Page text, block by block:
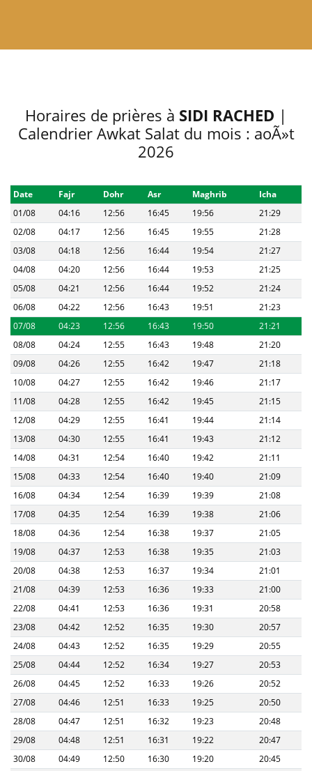
Horaires de prières à SIDI RACHED |
Calendrier Awkat Salat du mois : aoÃ»t
2026
Date Fajr Dohr Asr Maghrib
Icha
01/08
04:16 12:56 16:45 19:56
21:29
02/08
04:17 12:56 16:45 19:55
21:28
03/08
04:18 12:56 16:44 19:54
21:27
04/08
04:20 12:56 16:44 19:53
21:25
05/08
04:21 12:56 16:44 19:52
21:24
06/08
04:22 12:56 16:43 19:51
21:23
07/08
04:23 12:56 16:43 19:50
21:21
08/08
04:24 12:55 16:43 19:48
21:20
09/08
04:26 12:55 16:42 19:47
21:18
10/08
04:27 12:55 16:42 19:46
21:17
11/08
04:28 12:55 16:42 19:45
21:15
12/08
04:29 12:55 16:41 19:44
21:14
13/08
04:30 12:55 16:41 19:43
21:12
14/08
04:31 12:54 16:40 19:42
21:11
15/08
04:33 12:54 16:40 19:40
21:09
16/08
04:34 12:54 16:39 19:39
21:08
17/08
04:35 12:54 16:39 19:38
21:06
18/08
04:36 12:54 16:38 19:37
21:05
19/08
04:37 12:53 16:38 19:35
21:03
20/08
04:38 12:53 16:37 19:34
21:01
21/08
04:39 12:53 16:36 19:33
21:00
22/08
04:41 12:53 16:36 19:31
20:58
23/08
04:42 12:52 16:35 19:30
20:57
24/08
04:43 12:52 16:35 19:29
20:55
25/08
04:44 12:52 16:34 19:27
20:53
26/08
04:45 12:52 16:33 19:26
20:52
27/08
04:46 12:51 16:33 19:25
20:50
28/08
04:47 12:51 16:32 19:23
20:48
29/08
04:48 12:51 16:31 19:22
20:47
30/08
04:49 12:50 16:30 19:20
20:45